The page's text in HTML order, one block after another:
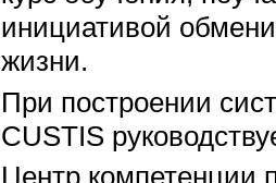
инициативой
жизни.
При построении
CUSTIS